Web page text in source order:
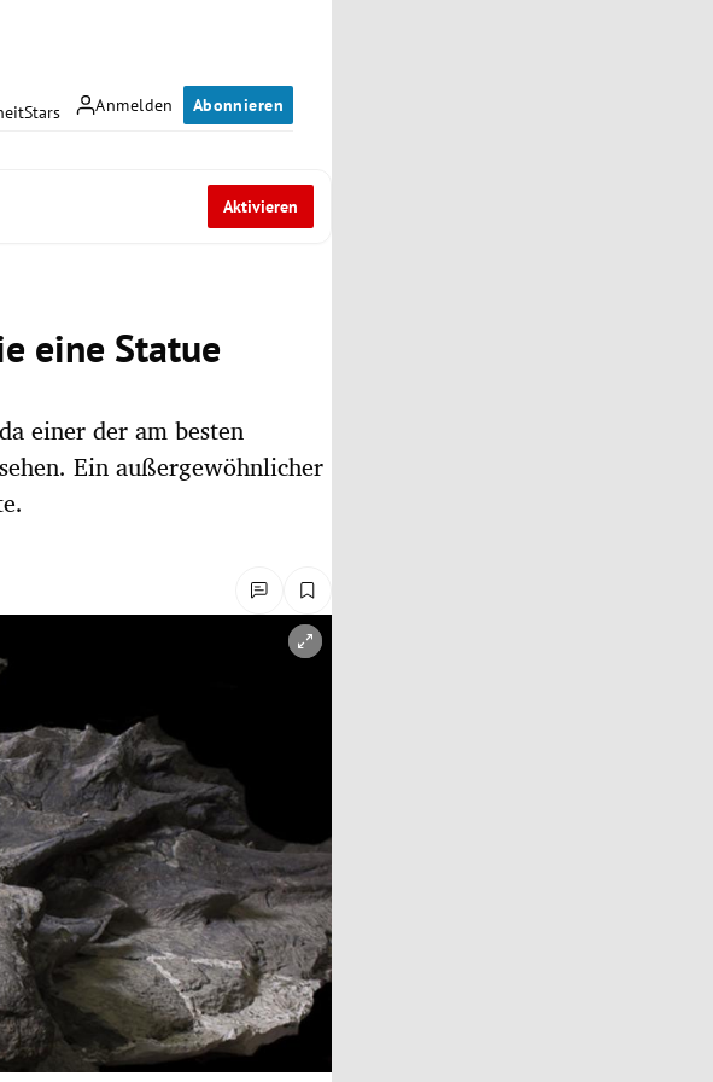
Anmelden Abonnieren
Stars
Aktivieren
eine Statue
einer der am besten
Ein außergewöhnlicher